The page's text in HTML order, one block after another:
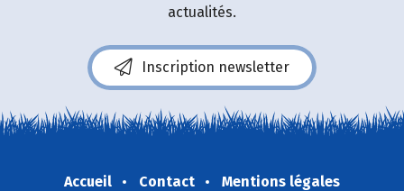
actualités.
Inscription newsletter
Accueil Contact
Mentions légales